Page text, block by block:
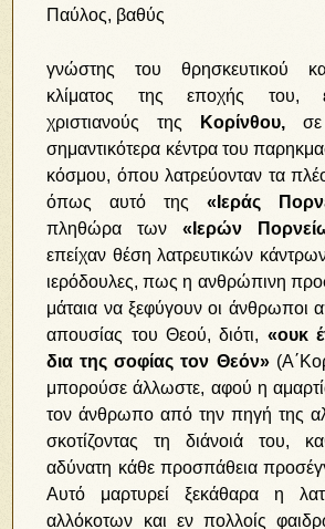
Παύλος, βαθύς
γνώστης του θρησκευτικού
κλίματος της εποχής του,
χριστιανούς της
Κορίνθου, σε
σημαντικότερα κέντρα του
κόσμου, όπου λατρεύονταν τα
όπως αυτό της «Ιεράς
πληθώρα των«Ιερών
επείχαν θέση λατρευτικών
ιερόδουλες, πως η ανθρώπινη
μάταια να ξεφύγουν οι άνθρωποι
απουσίας του Θεού, διότι, «ουκ
δια της σοφίας τον Θεόν»
μπορούσε άλλωστε, αφού η
τον άνθρωπο από την πηγή της
σκοτίζοντας τη διάνοιά του,
αδύνατη κάθε προσπάθεια
Αυτό μαρτυρεί ξεκάθαρα η
αλλόκοτων και εν πολλοίς